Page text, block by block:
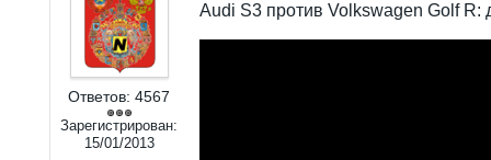
Ответов: 4567
Зарегистрирован:
15/01/2013
Audi S3 против Volkswagen Golf R: